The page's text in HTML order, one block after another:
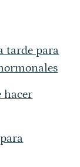
tarde para
hacer